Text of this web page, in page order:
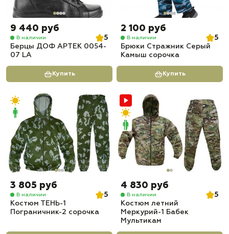
9 440 руб
В наличии
5
Берцы ДОФ АРТЕК 0054-
07 LA
Купить
2 100 руб
В наличии
5
Брюки Стражник Серый
Камыш сорочка
Купить
3 805 руб
В наличии
5
Костюм ТЕНЬ-1
Пограничник-2 сорочка
4 830 руб
В наличии
5
Костюм летний
Меркурий-1 Бабек
Мультикам